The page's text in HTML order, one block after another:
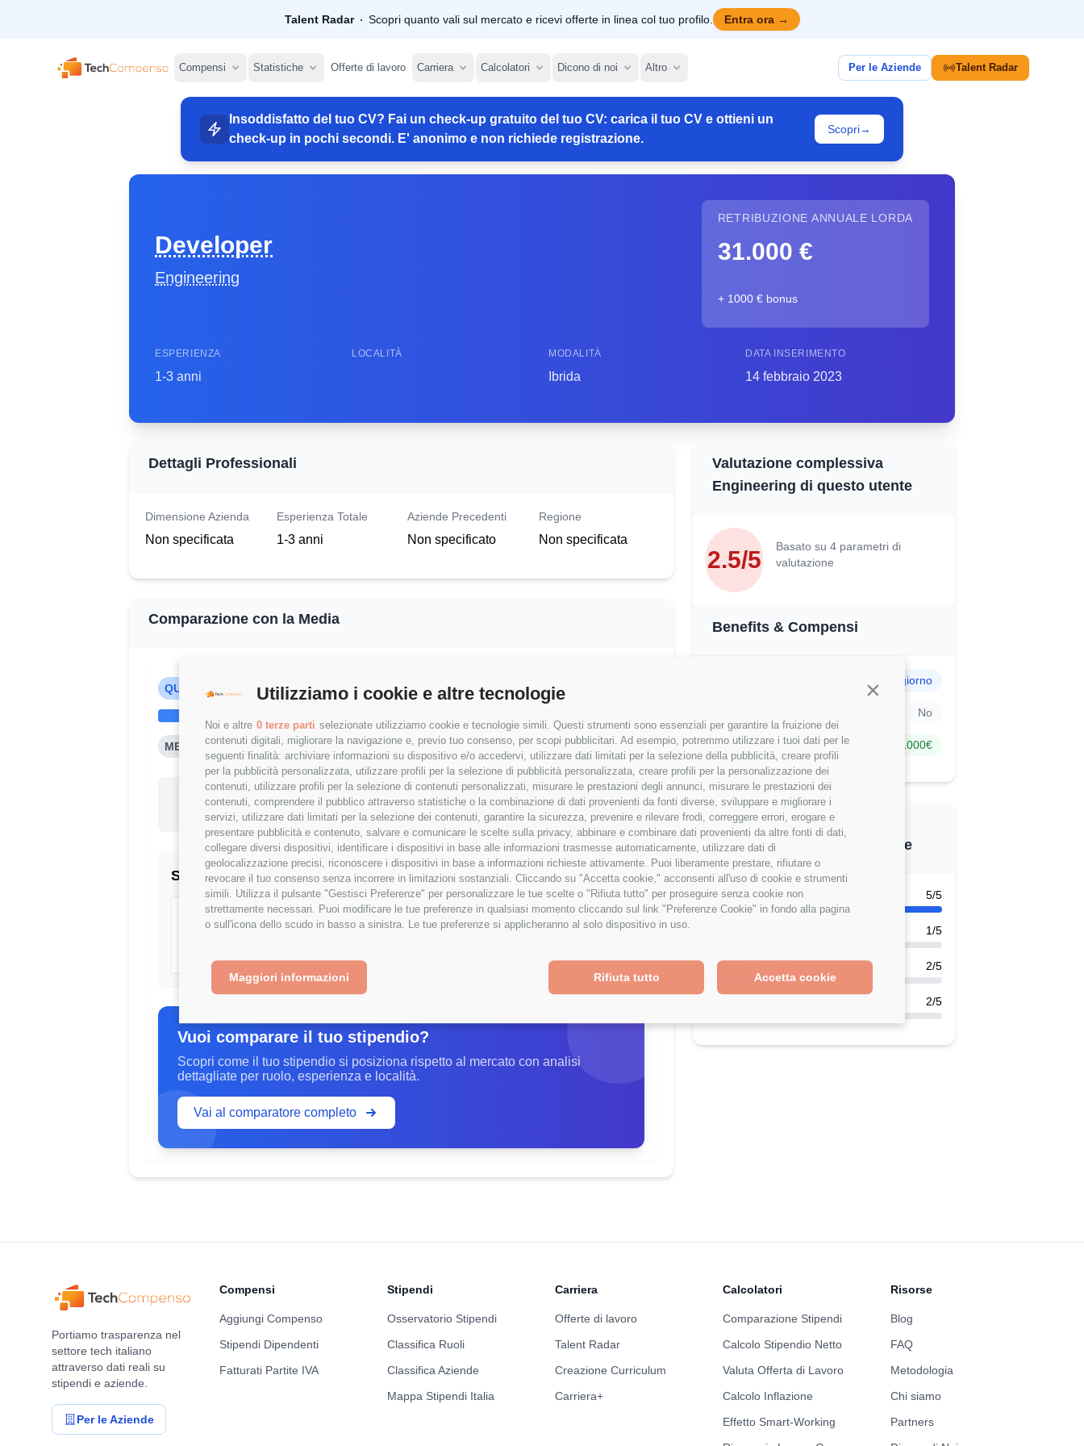
Continua senza accettare
Utilizziamo i cookie e altre tecnologie
Noi e altre 0 terze parti selezionate utilizziamo cookie e tecnologie simili. Questi strumenti sono essenziali per garantire la fruizione dei
contenuti digitali, migliorare la navigazione e, previo tuo consenso, per scopi pubblicitari. Ad esempio, potremmo utilizzare i tuoi dati per le
seguenti finalità: archiviare informazioni su dispositivo e/o accedervi, utilizzare dati limitati per la selezione della pubblicità, creare profili
per la pubblicità personalizzata, utilizzare profili per la selezione di pubblicità personalizzata, creare profili per la personalizzazione dei
contenuti, utilizzare profili per la selezione di contenuti personalizzati, misurare le prestazioni degli annunci, misurare le prestazioni dei
contenuti, comprendere il pubblico attraverso statistiche o la combinazione di dati provenienti da fonti diverse, sviluppare e migliorare i
servizi, utilizzare dati limitati per la selezione dei contenuti, garantire la sicurezza, prevenire e rilevare frodi, correggere errori, erogare e
presentare pubblicità e contenuto, salvare e comunicare le scelte sulla privacy, abbinare e combinare dati provenienti da altre fonti di dati,
collegare diversi dispositivi, identificare i dispositivi in base alle informazioni trasmesse automaticamente, utilizzare dati di
geolocalizzazione precisi, riconoscere i dispositivi in base a informazioni richieste attivamente. Puoi liberamente prestare, rifiutare o
revocare il tuo consenso senza incorrere in limitazioni sostanziali. Cliccando su "Accetta cookie," acconsenti all'uso di cookie e strumenti
simili. Utilizza il pulsante "Gestisci Preferenze" per personalizzare le tue scelte o "Rifiuta tutto" per proseguire senza cookie non
strettamente necessari. Puoi modificare le tue preferenze in qualsiasi momento cliccando sul link "Preferenze Cookie" in fondo alla pagina
o sull'icona dello scudo in basso a sinistra. Le tue preferenze si applicheranno al solo dispositivo in uso.
Accetta cookie
Rifiuta tutto
Maggiori informazioni
Talent Radar Scopri quanto vali sul mercato e ricevi offerte in linea col tuo profilo. Entra ora →
TechCompenso
Compensi Statistiche Offerte di lavoro Carriera Calcolatori Dicono di noi Altro Per le Aziende Talent Radar
Insoddisfatto del tuo CV? Fai un check-up gratuito del tuo CV: carica il tuo CV e ottieni un
check-up in pochi secondi. E' anonimo e non richiede registrazione.
Scopri→
Developer
Engineering
RETRIBUZIONE ANNUALE LORDA
31.000 €
+ 1000 € bonus
ESPERIENZA
1-3 anni
LOCALITÀ MODALITÀ
Ibrida
DATA INSERIMENTO
14 febbraio 2023
Dettagli Professionali
Dimensione Azienda
Non specificata
Esperienza Totale
1-3 anni
Aziende Precedenti
Non specificato
Regione
Non specificata
Comparazione con la Media
QUESTO STIPENDIO
MEDIA DEVELOPER (1-3 ANNI) 32,105 €
Questo stipendio è al
° percentile
-3.44% rispetto alla media
Statistiche
Campione Esperienza
Vuoi comparare il tuo stipendio?
Scopri come il tuo stipendio si posiziona rispetto al mercato con analisi
dettagliate per ruolo, esperienza e località.
Vai al comparatore completo
Valutazione complessiva
Engineering di questo utente
2.5/5
Basato su 4 parametri di
valutazione
Benefits & Compensi
6€/giorno
No
Bonus Annuale 1000€
Valutazione dettagliata
Engineering di questo utente
Work-Life Balance 5/5
1/5
Stack Tecnologico 2/5
2/5
Portiamo trasparenza nel
settore tech italiano
attraverso dati reali su
stipendi e aziende.
Per le Aziende
Compensi
Aggiungi Compenso
Stipendi Dipendenti
Fatturati Partite IVA
Stipendi
Osservatorio Stipendi
Classifica Ruoli
Classifica Aziende
Mappa Stipendi Italia
Carriera
Offerte di lavoro
Talent Radar
Creazione Curriculum
Carriera+
Calcolatori
Comparazione Stipendi
Calcolo Stipendio Netto
Valuta Offerta di Lavoro
Calcolo Inflazione
Effetto Smart-Working
Risorse
Blog
FAQ
Metodologia
Chi siamo
Partners